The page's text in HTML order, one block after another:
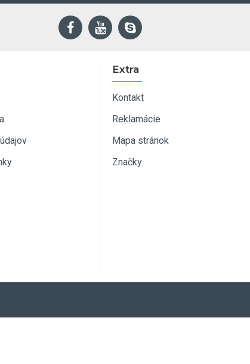
Extra
Kontakt
Reklamácie
Mapa stránok
Značky